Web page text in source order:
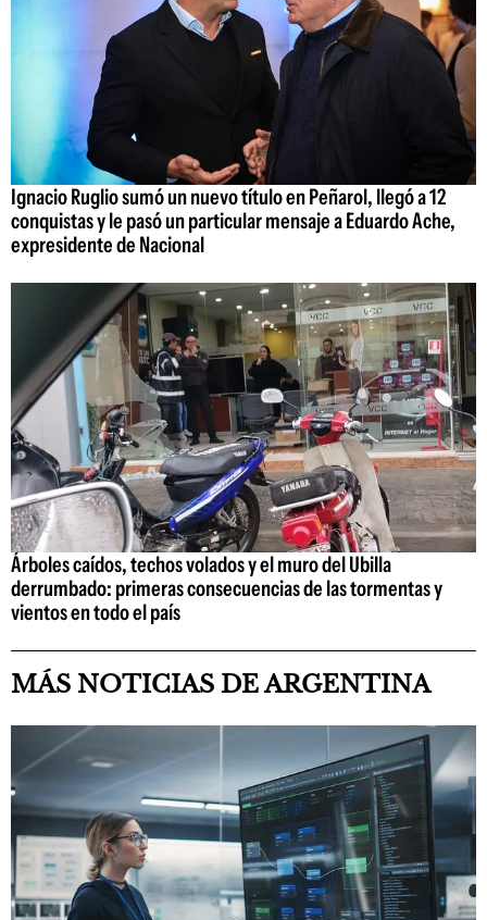
Ignacio Ruglio sumó un nuevo título en Peñarol, llegó a 12
conquistas y le pasó un particular mensaje a Eduardo Ache,
expresidente de Nacional
Árboles caídos, techos volados y el muro del Ubilla
derrumbado: primeras consecuencias de las tormentas y
vientos en todo el país
MÁS NOTICIAS DE ARGENTINA